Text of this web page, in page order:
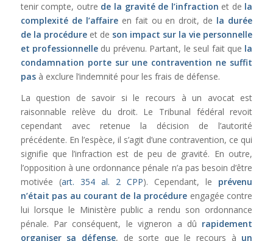
tenir compte, outre de la gravité de l’infraction et de la
complexité de l’affaireen fait ou en droit, de la durée
de la procédureet de son impact sur la vie personnelle
et professionnelle du prévenu. Partant, le seul fait que la
condamnation porte sur une contravention ne suffit
pasà exclure l’indemnité pour les frais de défense.
La question de savoir si le recours à un avocat est
raisonnable relève du droit. Le Tribunal fédéral revoit
cependant avec retenue la décision de l’autorité
précédente. En l’espèce, il s’agit d’une contravention, ce qui
signifie que l’infraction est de peu de gravité. En outre,
l’opposition à une ordonnance pénale n’a pas besoin d’être
motivée (art. 354 al. 2 CPP). Cependant, le prévenu
n’était pas au courant de la procédure engagée contre
lui lorsque le Ministère public a rendu son ordonnance
pénale. Par conséquent, le vigneron a dû rapidement
organiser sa défense, de sorte que le recours à un